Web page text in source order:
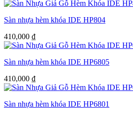
Sàn nhựa hèm khóa IDE HP804
410,000 ₫
Sàn nhựa hèm khóa IDE HP6805
410,000 ₫
Sàn nhựa hèm khóa IDE HP6801